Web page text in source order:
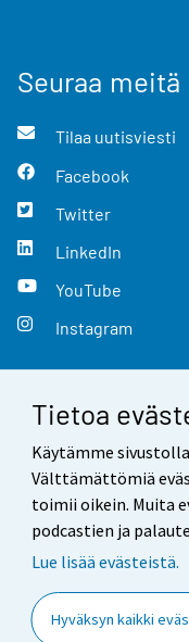
Tietoa
Käytämme
Välttämättömiä
toimii oikein. Muita
podcastien ja
Lue lisää evästeistä.
Hyväksyn kaikki
Seuraa meitä
Tilaa uutisviesti
Facebook
Twitter
LinkedIn
YouTube
Instagram
Yhteystiedot
Palaute
Käyttöehdot
Saavutettavuus
Tietoa sivustosta